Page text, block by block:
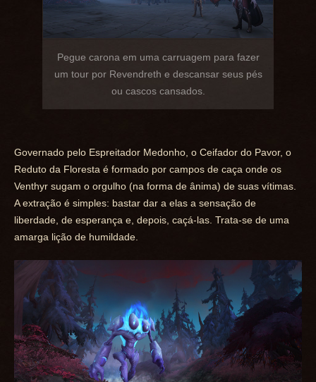
Pegue carona em uma carruagem para fazer
um tour por Revendreth e descansar seus pés
ou cascos cansados.
Governado pelo Espreitador Medonho, o Ceifador do Pavor, o
Reduto da Floresta é formado por campos de caça onde os
Venthyr sugam o orgulho (na forma de ânima) de suas vítimas.
A extração é simples: bastar dar a elas a sensação de
liberdade, de esperança e, depois, caçá-las. Trata-se de uma
amarga lição de humildade.